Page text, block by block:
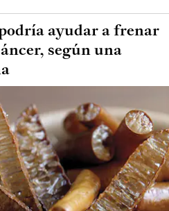
ayudar a frenar
según una